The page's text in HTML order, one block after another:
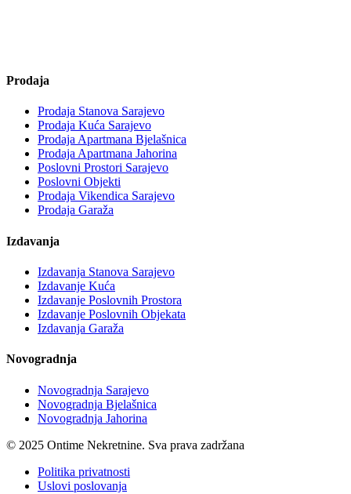
Prodaja
Prodaja Stanova Sarajevo
Prodaja Kuća Sarajevo
Prodaja Apartmana Bjelašnica
Prodaja Apartmana Jahorina
Poslovni Prostori Sarajevo
Poslovni Objekti
Prodaja Vikendica Sarajevo
Prodaja Garaža
Izdavanja
Izdavanja Stanova Sarajevo
Izdavanje Kuća
Izdavanje Poslovnih Prostora
Izdavanje Poslovnih Objekata
Izdavanja Garaža
Novogradnja
Novogradnja Sarajevo
Novogradnja Bjelašnica
Novogradnja Jahorina
© 2025 Ontime Nekretnine. Sva prava zadržana
Politika privatnosti
Uslovi poslovanja